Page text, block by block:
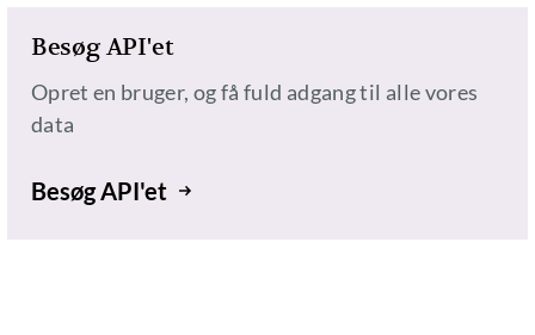
Besøg API'et
Opret en bruger, og få fuld adgang til alle vores
data
Besøg API'et